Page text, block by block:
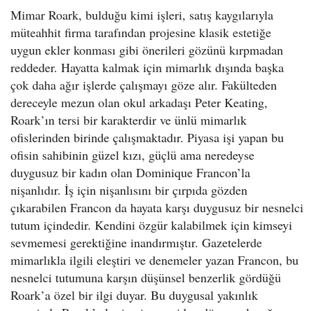
Mimar Roark, bulduğu kimi işleri, satış kaygılarıyla
müteahhit firma tarafından projesine klasik estetiğe
uygun ekler konması gibi önerileri gözünü kırpmadan
reddeder. Hayatta kalmak için mimarlık dışında başka
çok daha ağır işlerde çalışmayı göze alır. Fakülteden
dereceyle mezun olan okul arkadaşı Peter Keating,
Roark’ın tersi bir karakterdir ve ünlü mimarlık
ofislerinden birinde çalışmaktadır. Piyasa işi yapan bu
ofisin sahibinin güzel kızı, güçlü ama neredeyse
duygusuz bir kadın olan Dominique Francon’la
nişanlıdır. İş için nişanlısını bir çırpıda gözden
çıkarabilen Francon da hayata karşı duygusuz bir nesnelci
tutum içindedir. Kendini özgür kalabilmek için kimseyi
sevmemesi gerektiğine inandırmıştır. Gazetelerde
mimarlıkla ilgili eleştiri ve denemeler yazan Francon, bu
nesnelci tutumuna karşın düşünsel benzerlik gördüğü
Roark’a özel bir ilgi duyar. Bu duygusal yakınlık